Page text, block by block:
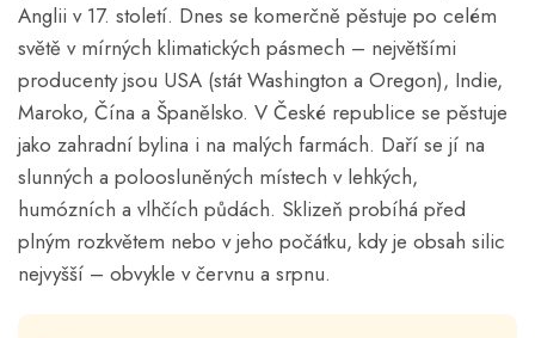
Anglii v 17. století. Dnes se komerčně pěstuje po celém
světě v mírných klimatických pásmech – největšími
producenty jsou USA (stát Washington a Oregon), Indie,
Maroko, Čína a Španělsko. V České republice se pěstuje
jako zahradní bylina i na malých farmách. Daří se jí na
slunných a poloosluněných místech v lehkých,
humózních a vlhčích půdách. Sklizeň probíhá před
plným rozkvětem nebo v jeho počátku, kdy je obsah silic
nejvyšší – obvykle v červnu a srpnu.